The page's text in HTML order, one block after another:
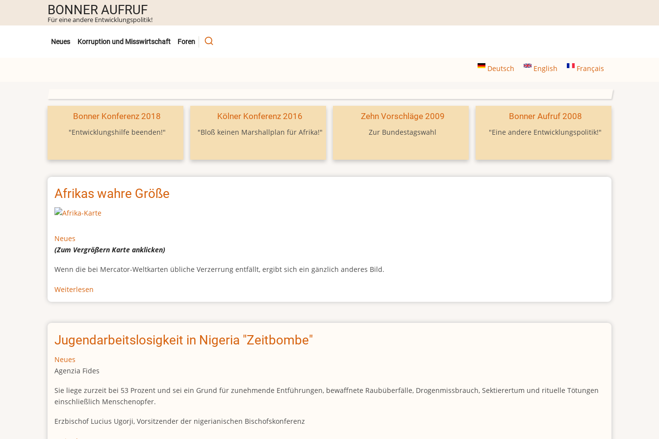
Inhalt
BONNER AUFRUF
Für eine andere Entwicklungspolitik!
Untermenü
Neues Korruption und Misswirtschaft Foren
Deutsch English Français
Bonner Konferenz 2018
"Entwicklungshilfe beenden!"
Kölner Konferenz 2016
"Bloß keinen Marshallplan für Afrika!"
Zehn Vorschläge 2009
Zur Bundestagswahl
Bonner Aufruf 2008
"Eine andere Entwicklungspolitik!"
Afrikas wahre Größe
Neues
(Zum VergrößernKarte anklicken)
Wenn die bei Mercator-Weltkarten übliche Verzerrung entfällt, ergibt sich ein gänzlich anderes Bild.
Weiterlesen
Afrikas
Größe
Jugendarbeitslosigkeit in Nigeria "Zeitbombe"
Neues
Agenzia Fides
Sie liege zurzeit bei 53 Prozent und sei ein Grund für zunehmende Entführungen, bewaffnete Raubüberfälle, Drogenmissbrauch, Sektierertum und rituelle Tötungen
einschließlich Menschenopfer.
Erzbischof Lucius Ugorji, Vorsitzender der nigerianischen Bischofskonferenz